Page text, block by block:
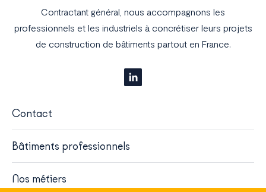
Contractant général, nous accompagnons les
professionnels et les industriels à concrétiser leurs projets
de construction de bâtiments partout en France.
Contact
Bâtiments professionnels
Nos métiers